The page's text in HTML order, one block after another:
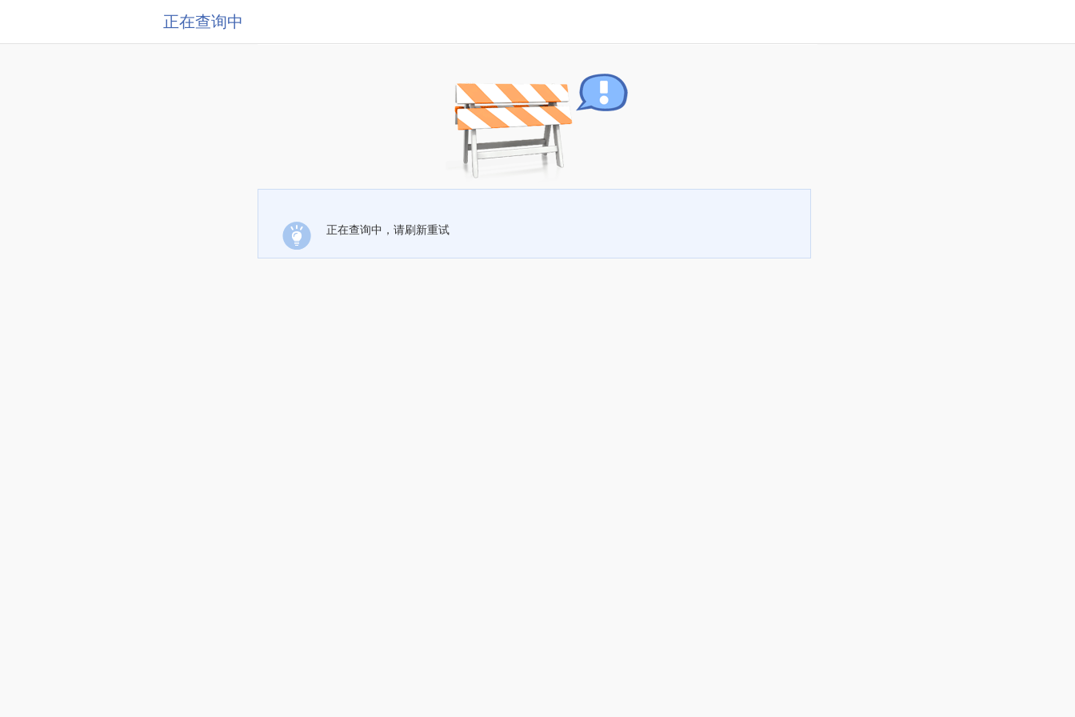
正在查询中
正在查询中，请刷新重试